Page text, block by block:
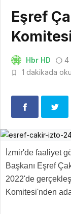
Eşref
Hbr HD 4
1 dakikada
İzmir'de faaliyet
Başkanı Eşref
2022'de
Komitesi'nden